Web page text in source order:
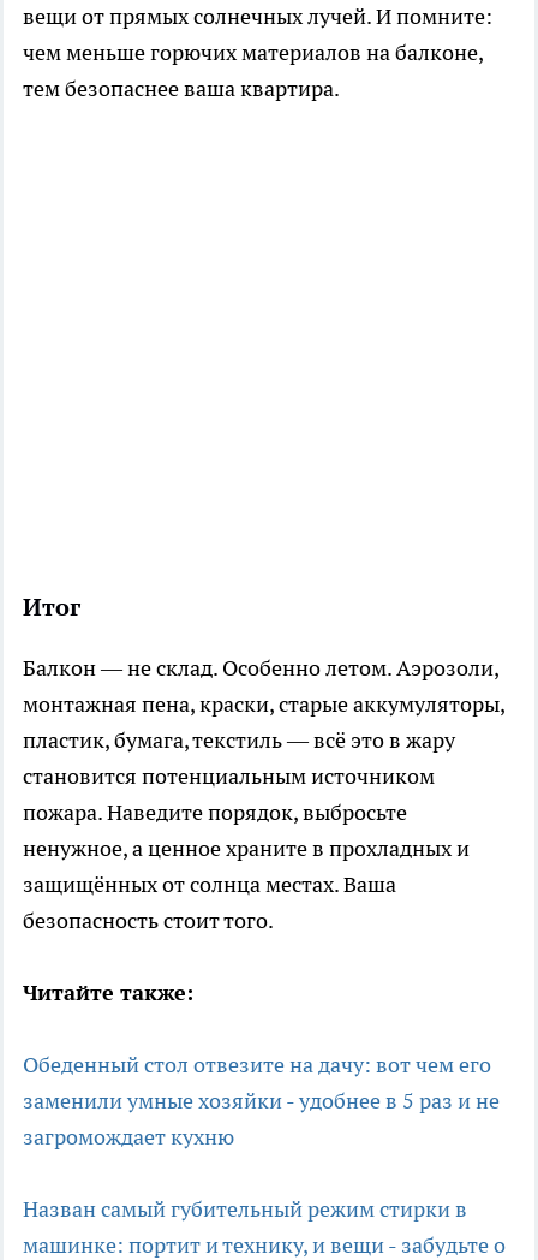
вещи от прямых солнечных лучей. И помните:
чем меньше горючих материалов на балконе,
тем безопаснее ваша квартира.
Итог
Балкон — не склад. Особенно летом. Аэрозоли,
монтажная пена, краски, старые аккумуляторы,
пластик, бумага, текстиль — всё это в жару
становится потенциальным источником
пожара. Наведите порядок, выбросьте
ненужное, а ценное храните в прохладных и
защищённых от солнца местах. Ваша
безопасность стоит того.
Читайте также:
Обеденный стол отвезите на дачу: вот чем его
заменили умные хозяйки - удобнее в 5 раз и не
загромождает кухню
Назван самый губительный режим стирки в
машинке: портит и технику, и вещи - забудьте о